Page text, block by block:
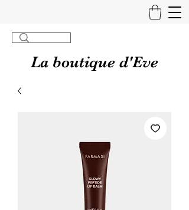
La boutique d'Eve